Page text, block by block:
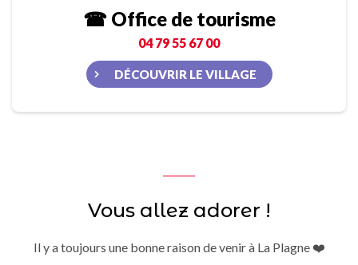
☎ Office de tourisme
04 79 55 67 00
DÉCOUVRIR LE VILLAGE
Vous allez adorer !
Il y a toujours une bonne raison de venir à La Plagne ❤️